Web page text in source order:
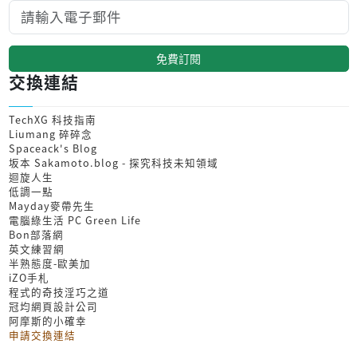
免費訂閱
交換連結
TechXG 科技指南
Liumang 碎碎念
Spaceack's Blog
坂本 Sakamoto.blog - 探究科技未知領域
迴旋人生
低調一點
Mayday麥帶先生
電腦綠生活 PC Green Life
Bon部落網
英文練習網
半熟態度-歐美加
iZO手札
程式的奇技淫巧之道
冠均網頁設計公司
阿摩斯的小確幸
申請交換連結